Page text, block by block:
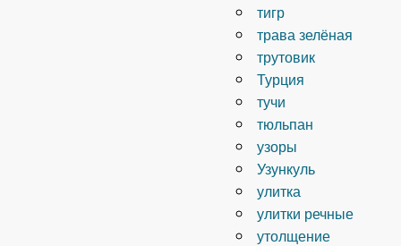
тигр
трава зелёная
трутовик
Турция
тучи
тюльпан
узоры
Узункуль
улитка
улитки речные
утолщение